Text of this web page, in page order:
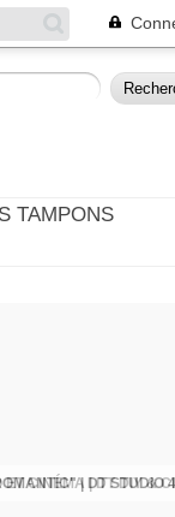
TAMPONS
CINÉMA | DT DIY &